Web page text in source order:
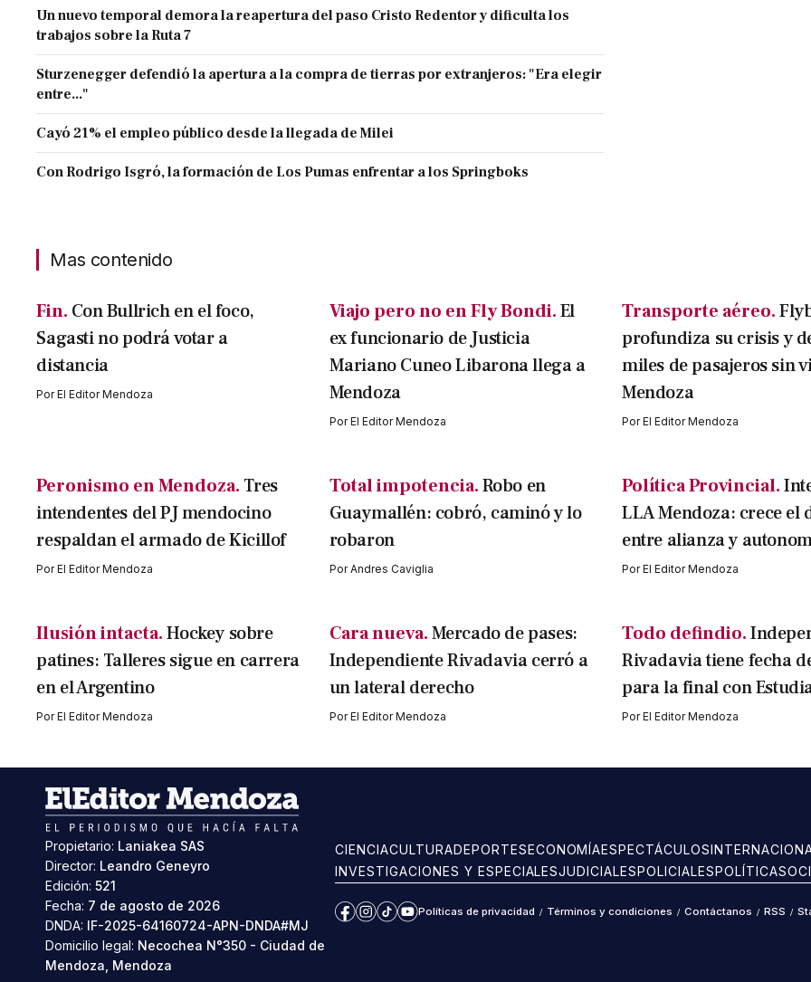
Un nuevo temporal demora la reapertura del paso Cristo Redentor y dificulta los
trabajos sobre la Ruta 7
Sturzenegger defendió la apertura a la compra de tierras por extranjeros: "Era elegir
entre..."
Cayó 21% el empleo público desde la llegada de Milei
Con Rodrigo Isgró, la formación de Los Pumas enfrentar a los Springboks
Mas contenido
Fin. Con Bullrich en el foco,
Sagasti no podrá votar a
distancia
PorEl Editor Mendoza
Viajo pero no en Fly Bondi.El
ex funcionario de Justicia
Mariano Cuneo Libarona llega a
Mendoza
PorEl Editor Mendoza
Transporte aéreo.
profundiza su crisis y
miles de pasajeros sin
Mendoza
PorEl Editor Mendoza
Peronismo en Mendoza. Tres
intendentes del PJ mendocino
respaldan el armado de Kicillof
PorEl Editor Mendoza
Total impotencia.Robo en
Guaymallén: cobró, caminó y lo
robaron
PorAndres Caviglia
Política Provincial.
LLA Mendoza: crece el
entre alianza y
PorEl Editor Mendoza
Ilusión intacta. Hockey sobre
patines: Talleres sigue en carrera
en el Argentino
PorEl Editor Mendoza
Cara nueva.Mercado de pases:
Independiente Rivadavia cerró a
un lateral derecho
PorEl Editor Mendoza
Todo defindio.
Rivadavia tiene fecha
para la final con
PorEl Editor Mendoza
Propietario: Laniakea SAS
Director: Leandro Geneyro
Edición: 521
Fecha: 7 de agosto de 2026
DNDA: IF-2025-64160724-APN-DNDA#MJ
Domicilio legal: Necochea N°350 - Ciudad de
Mendoza, Mendoza
CIENCIACULTURADEPORTESECONOMÍAESPECTÁCULOS
INVESTIGACIONES Y ESPECIALESJUDICIALESPOLICIALESPOLÍTICA
Facebook
Instagram
TikTokYouTube
Políticas de privacidad / Términos y condiciones / Contáctanos / RSS /